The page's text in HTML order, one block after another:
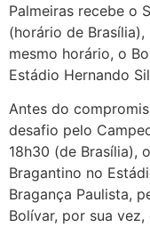
Palmeiras recebe o
(horário de
mesmo horário, o
Estádio Hernando
Antes do
desafio pelo
18h30 (de Brasília),
Bragantino no
Bragança Paulista,
Bolívar, por sua